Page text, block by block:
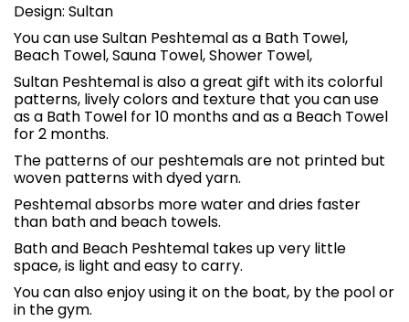
Design: Sultan
You can use Sultan Peshtemal as a Bath Towel,
Beach Towel, Sauna Towel, Shower Towel,
Sultan Peshtemal is also a great gift with its colorful
patterns, lively colors and texture that you can use
as a Bath Towel for 10 months and as a Beach Towel
for 2 months.
The patterns of our peshtemals are not printed but
woven patterns with dyed yarn.
Peshtemal absorbs more water and dries faster
than bath and beach towels.
Bath and Beach Peshtemal takes up very little
space, is light and easy to carry.
You can also enjoy using it on the boat, by the pool or
in the gym.